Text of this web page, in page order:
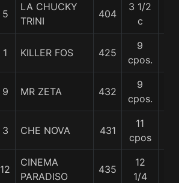
5
LA CHUCKY
TRINI
404
3 1/2
c
1 KILLER FOS 425
9
cpos.
9 MR ZETA 432
9
cpos.
3 CHE NOVA 431
11
cpos
12
CINEMA
PARADISO
435
12
1/4